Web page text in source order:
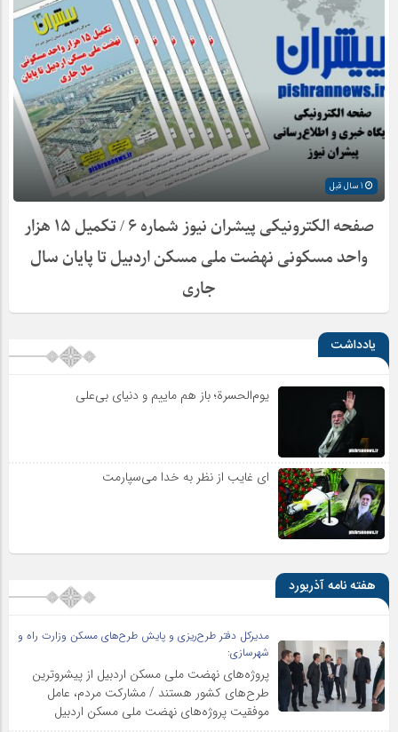
صفحه الکترونیکی پیشران نیوز شماره ۶ / تکمیل ۱۵ هزار
واحد مسکونی نهضت ملی مسکن اردبیل تا پایان سال
جاری
یادداشت
یوم‌الحسرة؛ باز هم ماییم و دنیای بی‌علی
ای غایب از نظر به خدا می‌سپارمت
هفته نامه آذریورد
مدیرکل دفتر طرح‌ریزی و پایش طرح‌های مسکن وزارت راه و
شهرسازی:
پروژه‌های نهضت ملی مسکن اردبیل از پیشروترین
طرح‌های کشور هستند / مشارکت مردم، عامل
موفقیت پروژه‌های نهضت ملی مسکن اردبیل